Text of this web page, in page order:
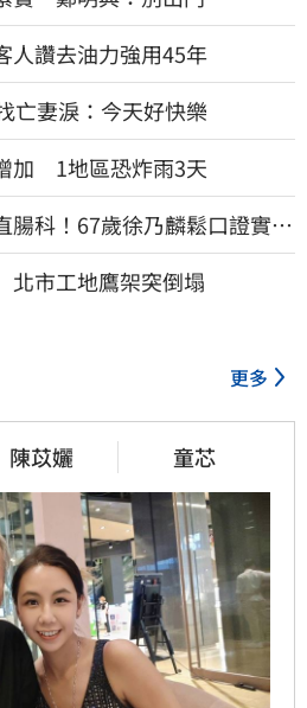
讚去油力強用45年
妻淚：今天好快樂
加 1地區恐炸雨3天
腸科！67歲徐乃麟鬆口證實
市工地鷹架突倒塌
更多
陳苡孋 童芯